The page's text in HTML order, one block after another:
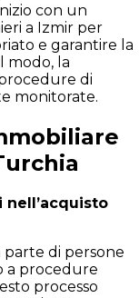
con un
a Izmir per
e garantire la
modo, la
di
monitorate.
parte di persone
a procedure
processo